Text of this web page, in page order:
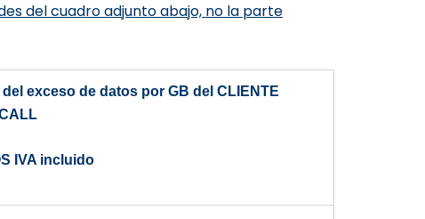
del cuadro adjunto abajo, no la parte
exceso de datos por GB del CLIENTE
IVA incluido